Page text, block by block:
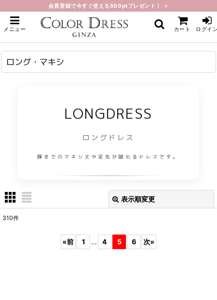
会員登録で今すぐ使える500ptプレゼント！ ＞
メニュー カート ログイ
ホーム > ロング・マキシ
ロング・マキシ
LONGDRESS
ロングドレス
踝までのマキシ丈や足先が隠れるドレスです。
表示順変更
310件
«前 1 ... 4 5 6 次»